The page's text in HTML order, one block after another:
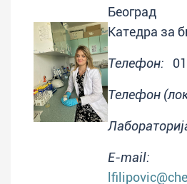
Београд
Катедра за
Телефон:
Телефон
E-mail: